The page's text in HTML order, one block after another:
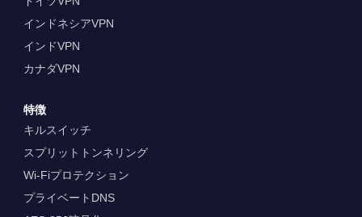
インドネシアVPN
インドVPN
カナダVPN
特徴
キルスイッチ
スプリットトンネリング
Wi-Fiプロテクション
プライベートDNS